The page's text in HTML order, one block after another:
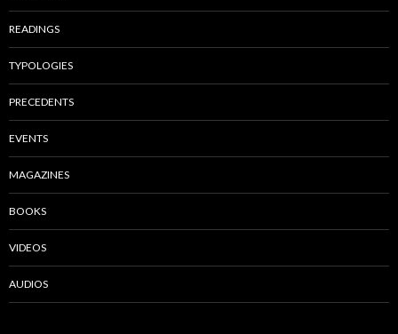
READINGS
TYPOLOGIES
PRECEDENTS
EVENTS
MAGAZINES
BOOKS
VIDEOS
AUDIOS